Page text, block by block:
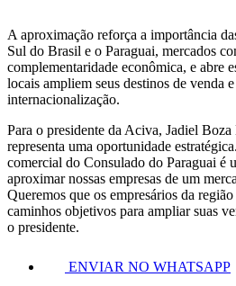
A aproximação reforça a importância
Sul do Brasil e o Paraguai, mercados
complementaridade econômica, e abre
locais ampliem seus destinos de venda
internacionalização.
Para o presidente da Aciva, Jadiel
representa uma oportunidade
comercial do Consulado do Paraguai é
aproximar nossas empresas de um
Queremos que os empresários da
caminhos objetivos para ampliar suas
o presidente.
ENVIAR NO WHATSAPP